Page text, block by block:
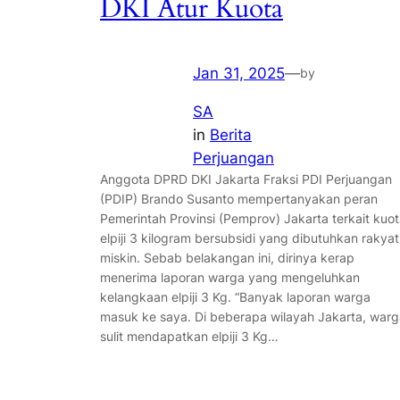
DKI Atur Kuota
Jan 31, 2025—by
SA
in Berita
Perjuangan
Anggota DPRD DKI Jakarta Fraksi PDI Perjuangan
(PDIP) Brando Susanto mempertanyakan peran
Pemerintah Provinsi (Pemprov) Jakarta terkait
elpiji 3 kilogram bersubsidi yang dibutuhkan rakyat
miskin. Sebab belakangan ini, dirinya kerap
menerima laporan warga yang mengeluhkan
kelangkaan elpiji 3 Kg. “Banyak laporan warga
masuk ke saya. Di beberapa wilayah Jakarta,
sulit mendapatkan elpiji 3 Kg…